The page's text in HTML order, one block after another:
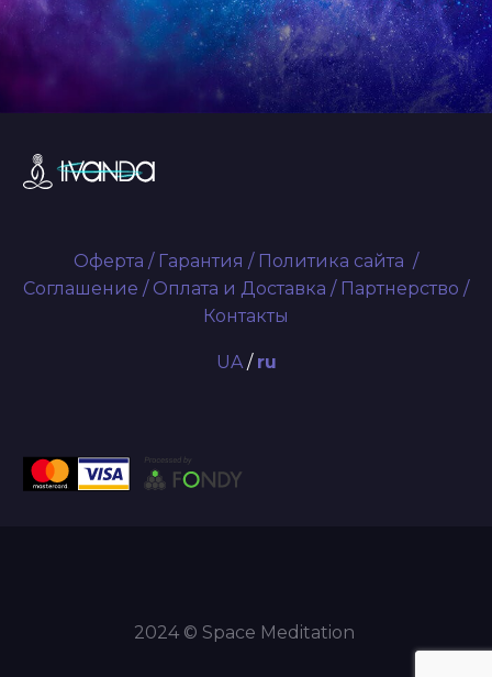
Оферта / Гарантия / Политика сайта /
Соглашение / Оплата и Доставка / Партнерство /
Контакты
UA/ ru
2024 © Space Meditation